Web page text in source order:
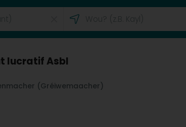
lucratif Asbl
(Gréiwemaacher)